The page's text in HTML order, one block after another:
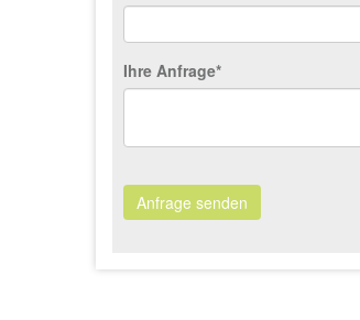
Ihre Anfrage*
Anfrage senden